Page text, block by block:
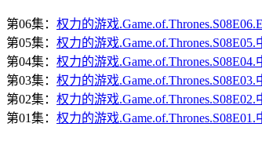
第06集： 权力的游戏
第05集： 权力的游戏
第04集： 权力的游戏
第03集： 权力的游戏
第02集： 权力的游戏
第01集： 权力的游戏